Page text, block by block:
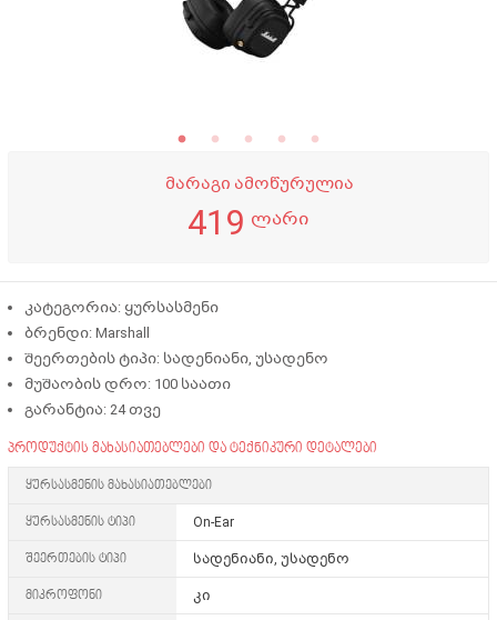
მარაგი ამოწურულია
419 ლარი
კატეგორია:ყურსასმენი
ბრენდი:Marshall
შეერთების ტიპი: სადენიანი, უსადენო
მუშაობის დრო: 100 საათი
გარანტია:24 თვე
პროდუქტის მახასიათებლები და ტექნიკური დეტალები
ყურსასმენის მახასიათებლები
ყურსასმენის ტიპი On-Ear
შეერთების ტიპი სადენიანი, უსადენო
მიკროფონი კი